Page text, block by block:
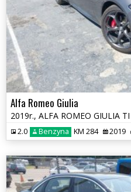
Alfa Romeo Giulia
2.0 Benzyna KM 284 2019